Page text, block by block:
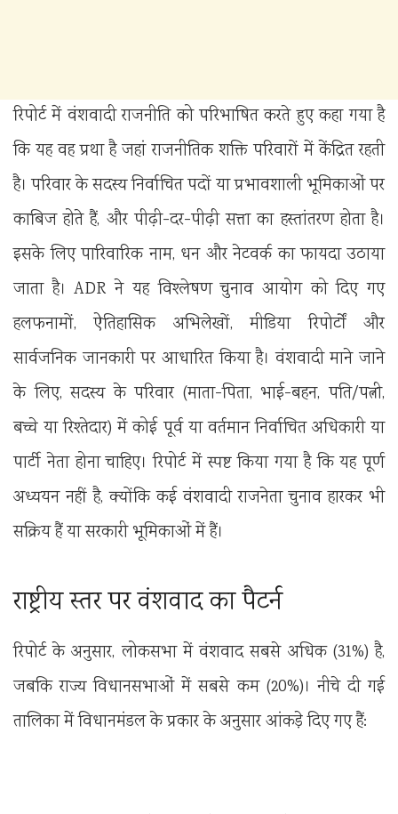
रिपोर्ट में वंशवादी राजनीति को परिभाषित करते हुए कहा गया है
कि यह वह प्रथा है जहां राजनीतिक शक्ति परिवारों में केंद्रित रहती
है। परिवार के सदस्य निर्वाचित पदों या प्रभावशाली भूमिकाओं पर
काबिज होते हैं, और पीढ़ी-दर-पीढ़ी सत्ता का हस्तांतरण होता है।
इसके लिए पारिवारिक नाम, धन और नेटवर्क का फायदा उठाया
जाता है। ADR ने यह विश्लेषण चुनाव आयोग को दिए गए
हलफनामों, ऐतिहासिक अभिलेखों, मीडिया रिपोर्टों और
सार्वजनिक जानकारी पर आधारित किया है। वंशवादी माने जाने
के लिए, सदस्य के परिवार (माता-पिता, भाई-बहन, पति/पत्नी,
बच्चे या रिश्तेदार) में कोई पूर्व या वर्तमान निर्वाचित अधिकारी या
पार्टी नेता होना चाहिए। रिपोर्ट में स्पष्ट किया गया है कि यह पूर्ण
अध्ययन नहीं है, क्योंकि कई वंशवादी राजनेता चुनाव हारकर भी
सक्रिय हैं या सरकारी भूमिकाओं में हैं।
राष्ट्रीय स्तर पर वंशवाद का पैटर्न
रिपोर्ट के अनुसार, लोकसभा में वंशवाद सबसे अधिक (31%) है,
जबकि राज्य विधानसभाओं में सबसे कम (20%)। नीचे दी गई
तालिका में विधानमंडल के प्रकार के अनुसार आंकड़े दिए गए हैं: